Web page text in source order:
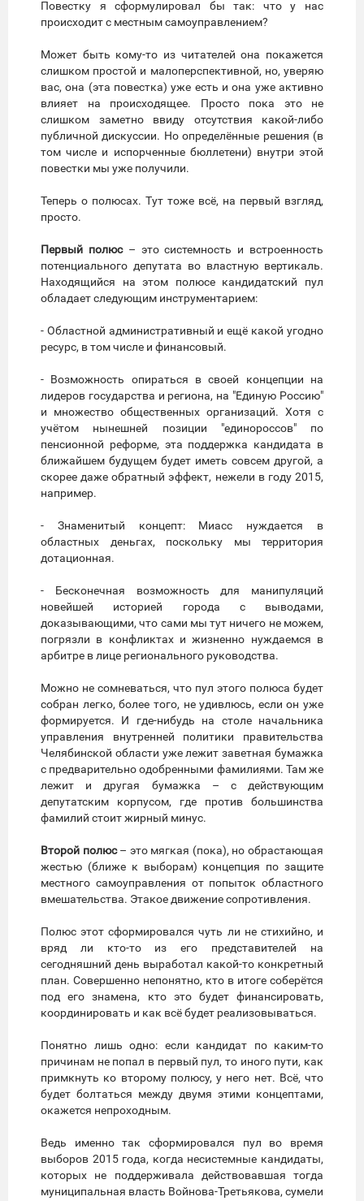
Повестку я сформулировал бы так: что у нас
происходит с местным самоуправлением?
Может быть кому-то из читателей она покажется
слишком простой и малоперспективной, но, уверяю
вас, она (эта повестка) уже есть и она уже активно
влияет на происходящее. Просто пока это не
слишком заметно ввиду отсутствия какой-либо
публичной дискуссии. Но определённые решения (в
том числе и испорченные бюллетени) внутри этой
повестки мы уже получили.
Теперь о полюсах. Тут тоже всё, на первый взгляд,
просто.
Первый полюс– это системность и встроенность
потенциального депутата во властную вертикаль.
Находящийся на этом полюсе кандидатский пул
обладает следующим инструментарием:
- Областной административный и ещё какой угодно
ресурс, в том числе и финансовый.
- Возможность опираться в своей концепции на
лидеров государства и региона, на "Единую Россию"
и множество общественных организаций. Хотя с
учётом нынешней позиции "единороссов" по
пенсионной реформе, эта поддержка кандидата в
ближайшем будущем будет иметь совсем другой, а
скорее даже обратный эффект, нежели в году 2015,
например.
- Знаменитый концепт: Миасс нуждается в
областных деньгах, поскольку мы территория
дотационная.
- Бесконечная возможность для манипуляций
новейшей историей города с выводами,
доказывающими, что сами мы тут ничего не можем,
погрязли в конфликтах и жизненно нуждаемся в
арбитре в лице регионального руководства.
Можно не сомневаться, что пул этого полюса будет
собран легко, более того, не удивлюсь, если он уже
формируется. И где-нибудь на столе начальника
управления внутренней политики правительства
Челябинской области уже лежит заветная бумажка
с предварительно одобренными фамилиями. Там же
лежит и другая бумажка – с действующим
депутатским корпусом, где против большинства
фамилий стоит жирный минус.
Второй полюс– это мягкая (пока), но обрастающая
жестью (ближе к выборам) концепция по защите
местного самоуправления от попыток областного
вмешательства. Этакое движение сопротивления.
Полюс этот сформировался чуть ли не стихийно, и
вряд ли кто-то из его представителей на
сегодняшний день выработал какой-то конкретный
план. Совершенно непонятно, кто в итоге соберётся
под его знамена, кто это будет финансировать,
координировать и как всё будет реализовываться.
Понятно лишь одно: если кандидат по каким-то
причинам не попал в первый пул, то иного пути, как
примкнуть ко второму полюсу, у него нет. Всё, что
будет болтаться между двумя этими концептами,
окажется непроходным.
Ведь именно так сформировался пул во время
выборов 2015 года, когда несистемные кандидаты,
которых не поддерживала действовавшая тогда
муниципальная власть Войнова-Третьякова, сумели